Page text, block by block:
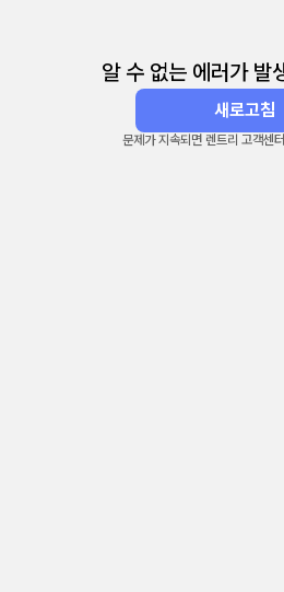
알 수 없는 에러가 발
새로고침
문제가 지속되면 렌트리 고객센